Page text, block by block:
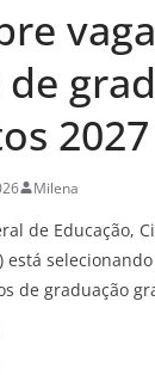
2027
Milena
de Educação,
está
de graduação